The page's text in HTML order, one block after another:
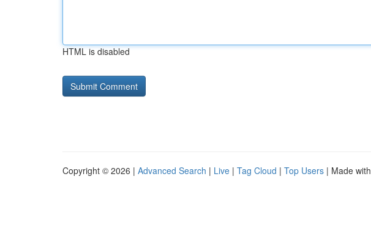
HTML is disabled
Copyright © 2026 | Advanced Search | Live | Tag Cloud | Top Users | Made with